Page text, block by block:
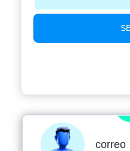
correo